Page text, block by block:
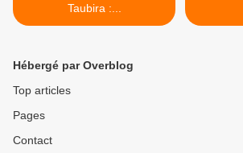
Taubira :...
Hébergé par Overblog
Top articles
Pages
Contact